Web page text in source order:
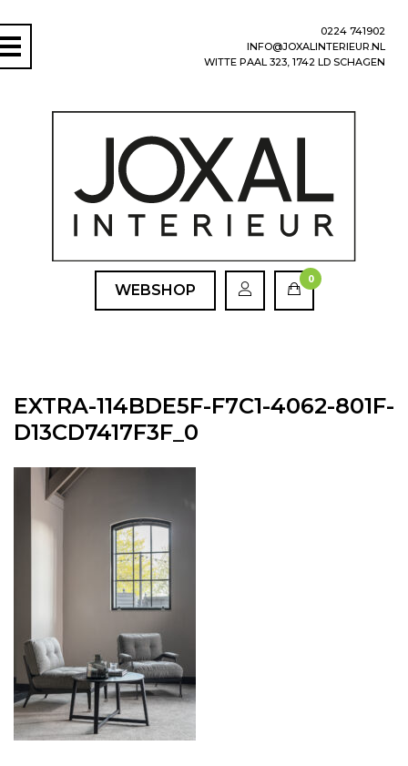
0224 741902
INFO@JOXALINTERIEUR.NL
WITTE PAAL 323, 1742 LD SCHAGEN
WEBSHOP
0
EXTRA-114BDE5F-F7C1-4062-801F-
D13CD7417F3F_0